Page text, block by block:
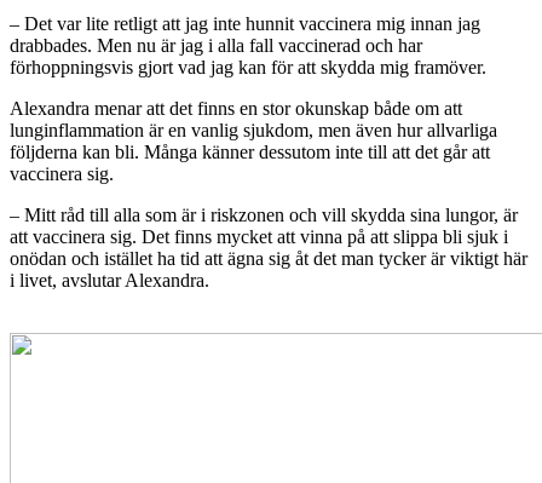
– Det var lite retligt att jag inte hunnit vaccinera mig innan jag
drabbades. Men nu är jag i alla fall vaccinerad och har
förhoppningsvis gjort vad jag kan för att skydda mig framöver.
Alexandra menar att det finns en stor okunskap både om att
lunginflammation är en vanlig sjukdom, men även hur allvarliga
följderna kan bli. Många känner dessutom inte till att det går att
vaccinera sig.
– Mitt råd till alla som är i riskzonen och vill skydda sina lungor, är
att vaccinera sig. Det finns mycket att vinna på att slippa bli sjuk i
onödan och istället ha tid att ägna sig åt det man tycker är viktigt här
i livet, avslutar Alexandra.